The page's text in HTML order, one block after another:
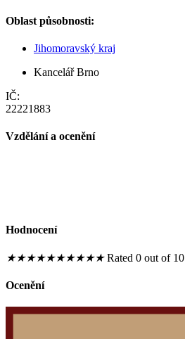
Oblast působnosti:
Jihomoravský kraj
Kancelář Brno
IČ:
22221883
Vzdělání a ocenění
Hodnocení
★★★★★★★★★★ Rated 0 out of 10
Ocenění